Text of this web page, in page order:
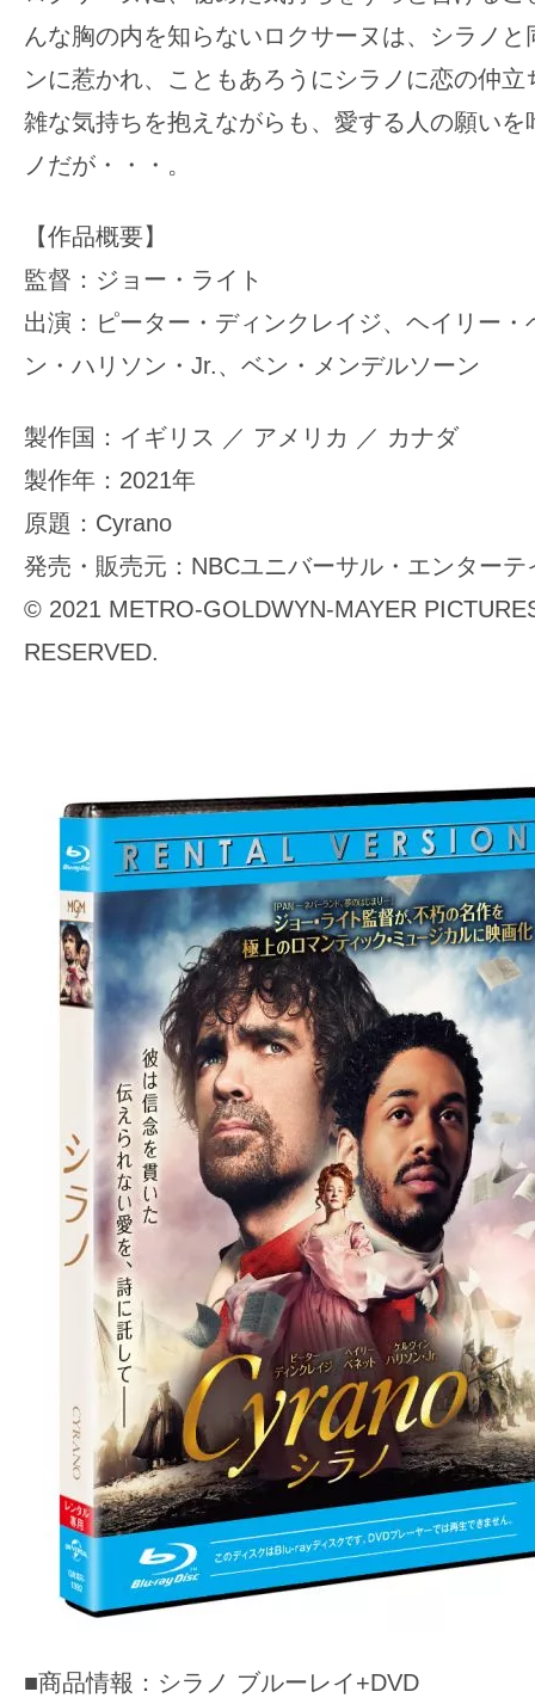
んな胸の内を知らないロクサーヌは、シラノ
ンに惹かれ、こともあろうにシラノに恋の仲
雑な気持ちを抱えながらも、愛する人の願いを
ノだが・・・。
【作品概要】
監督：ジョー・ライト
出演：ピーター・ディンクレイジ、ヘイリー
ン・ハリソン・Jr.、ベン・メンデルソーン
製作国：イギリス ／ アメリカ ／ カナダ
製作年：2021年
原題：Cyrano
発売・販売元：NBCユニバーサル・エンター
© 2021 METRO-GOLDWYN-MAYER
RESERVED.
■商品情報：シラノ ブルーレイ+DVD